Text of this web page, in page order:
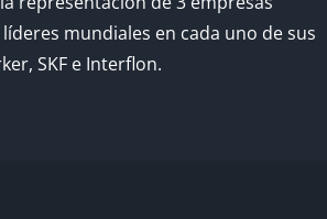
mundiales en cada uno de sus
SKF e Interflon.